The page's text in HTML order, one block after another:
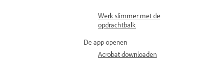
Werk slimmer met de
opdrachtbalk
De app openen
Acrobat downloaden